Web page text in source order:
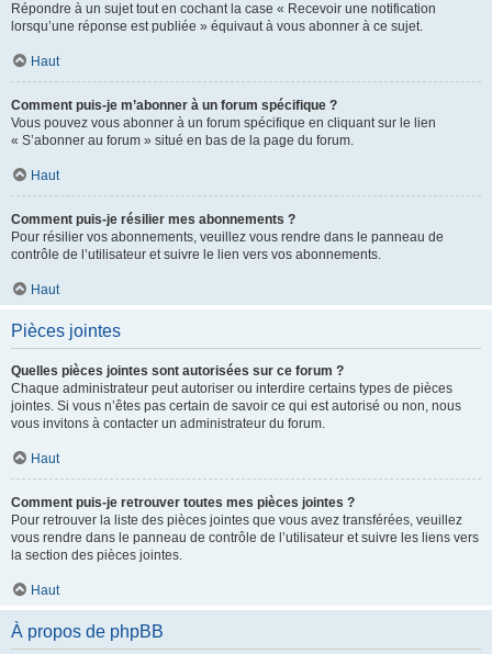
Répondre à un sujet tout en cochant la case « Recevoir une notification
lorsqu’une réponse est publiée » équivaut à vous abonner à ce sujet.
Haut
Comment puis-je m’abonner à un forum spécifique ?
Vous pouvez vous abonner à un forum spécifique en cliquant sur le lien
« S’abonner au forum » situé en bas de la page du forum.
Haut
Comment puis-je résilier mes abonnements ?
Pour résilier vos abonnements, veuillez vous rendre dans le panneau de
contrôle de l’utilisateur et suivre le lien vers vos abonnements.
Haut
Pièces jointes
Quelles pièces jointes sont autorisées sur ce forum ?
Chaque administrateur peut autoriser ou interdire certains types de pièces
jointes. Si vous n’êtes pas certain de savoir ce qui est autorisé ou non, nous
vous invitons à contacter un administrateur du forum.
Haut
Comment puis-je retrouver toutes mes pièces jointes ?
Pour retrouver la liste des pièces jointes que vous avez transférées, veuillez
vous rendre dans le panneau de contrôle de l’utilisateur et suivre les liens vers
la section des pièces jointes.
Haut
À propos de phpBB